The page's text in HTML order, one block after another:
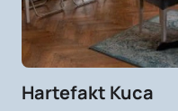
Hartefakt Kuca